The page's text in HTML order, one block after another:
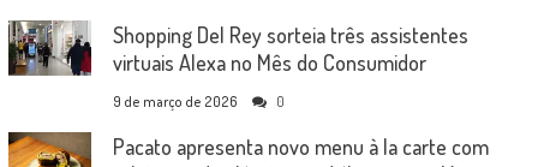
Shopping Del Rey sorteia três assistentes
virtuais Alexa no Mês do Consumidor
9 de março de 2026 0
Pacato apresenta novo menu à la carte com